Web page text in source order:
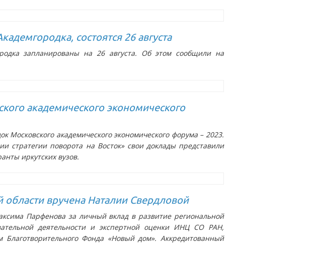
состоятся 26 августа
запланированы на 26 августа. Об этом сообщили на
академического экономического
академического экономического форума – 2023.
поворота на Восток» свои доклады представили
иркутских вузов.
области вручена Наталии Свердловой
Парфенова за личный вклад в развитие региональной
деятельности и экспертной оценки ИНЦ СО РАН,
Фонда «Новый дом». Аккредитованный